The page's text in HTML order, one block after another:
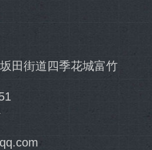
田街道四季花城富竹